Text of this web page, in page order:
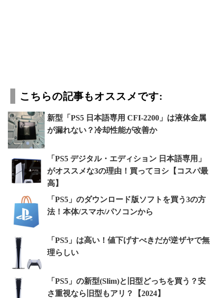
こちらの記事もオススメです:
新型「PS5 日本語専用 CFI-2200」は液体金属
が漏れない？冷却性能が改善か
「PS5 デジタル・エディション 日本語専用」
がオススメな3の理由！買ってヨシ【コスパ最
高】
「PS5」のダウンロード版ソフトを買う3の方
法！本体/スマホ/パソコンから
「PS5」は高い！値下げすべきだが逆ザヤで無
理らしい
「PS5」の新型(Slim)と旧型どっちを買う？安
さ重視なら旧型もアリ？【2024】